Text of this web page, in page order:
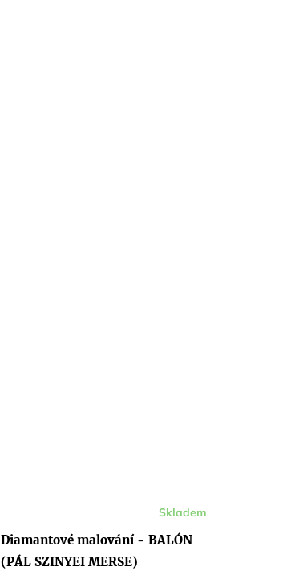
Diamantové malování - BALÓN
(PÁL SZINYEI MERSE)
produktu
je
5,0
z
Skladem